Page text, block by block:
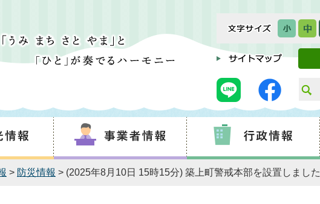
> 防災情報 > (2025年8月10日 15時15分) 築上町警戒本部を設置しました